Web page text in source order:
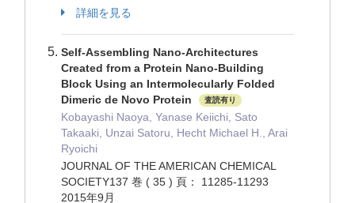
詳細を見る
Self-Assembling Nano-Architectures
Created from a Protein Nano-Building
Block Using an Intermolecularly Folded
Dimeric de Novo Protein
査読有り
Kobayashi Naoya, Yanase Keiichi, Sato
Takaaki, Unzai Satoru, Hecht Michael H., Arai
Ryoichi
JOURNAL OF THE AMERICAN CHEMICAL
SOCIETY137 巻 ( 35 ) 頁： 11285-11293
2015年9月